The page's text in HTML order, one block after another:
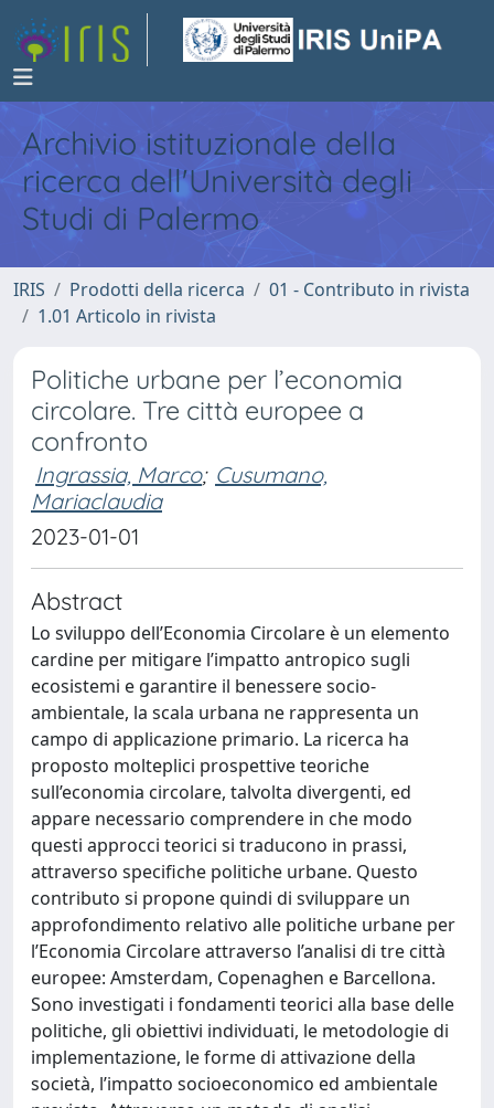
Archivio istituzionale della
ricerca dell'Università degli
Studi di Palermo
IRIS Prodotti della ricerca
01 - Contributo in rivista
1.01 Articolo in rivista
Politiche urbane per l’economia
circolare. Tre città europee a
confronto
Ingrassia, Marco; Cusumano,
Mariaclaudia
2023-01-01
Abstract
Lo sviluppo dell’Economia Circolare è un elemento
cardine per mitigare l’impatto antropico sugli
ecosistemi e garantire il benessere socio-
ambientale, la scala urbana ne rappresenta un
campo di applicazione primario. La ricerca ha
proposto molteplici prospettive teoriche
sull’economia circolare, talvolta divergenti, ed
appare necessario comprendere in che modo
questi approcci teorici si traducono in prassi,
attraverso specifiche politiche urbane. Questo
contributo si propone quindi di sviluppare un
approfondimento relativo alle politiche urbane per
l’Economia Circolare attraverso l’analisi di tre città
europee: Amsterdam, Copenaghen e Barcellona.
Sono investigati i fondamenti teorici alla base delle
politiche, gli obiettivi individuati, le metodologie di
implementazione, le forme di attivazione della
società, l’impatto socioeconomico ed ambientale